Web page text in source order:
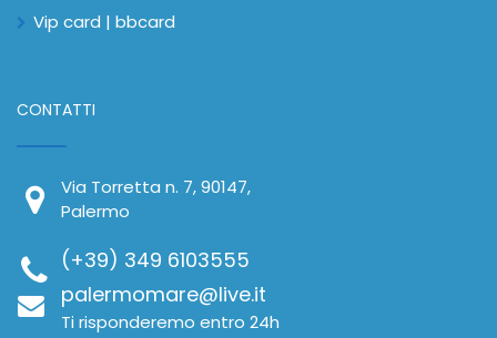
Vip card | bbcard
CONTATTI
Via Torretta n. 7, 90147,
Palermo
(+39) 349 6103555
palermomare@live.it
Ti risponderemo entro 24h